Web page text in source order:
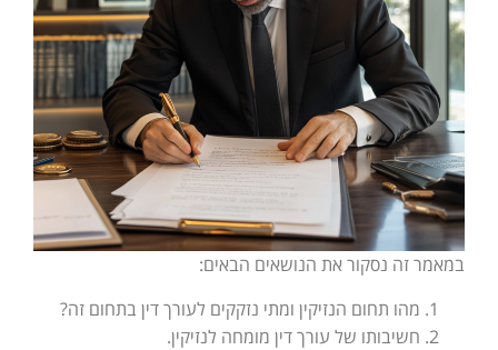
במאמר זה נסקור את הנושאים הבאים:
מהו תחום הנזיקין ומתי נזקקים לעורך דין בתחום זה?
חשיבותו של עורך דין מומחה לנזיקין.